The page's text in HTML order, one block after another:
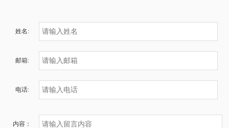
姓名:
邮箱:
电话:
内容：